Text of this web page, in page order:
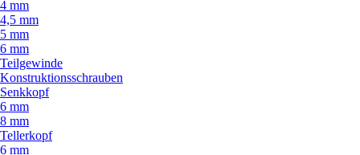
4 mm
4,5 mm
5 mm
6 mm
Teilgewinde
Konstruktionsschrauben
Senkkopf
6 mm
8 mm
Tellerkopf
6 mm